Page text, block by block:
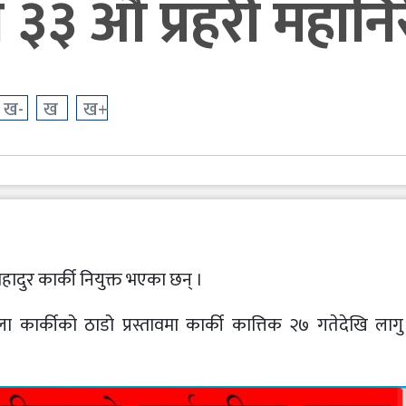
औँ प्रहरी
ख- ख ख+
कार्की नियुक्त भएका छन् ।
कार्कीको ठाडो प्रस्तावमा कार्की कात्तिक २७ गतेदेखि